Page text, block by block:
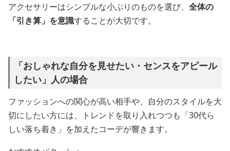
アクセサリーはシンプルな小ぶりのものを選び、 全体の
「引き算」を意識することが大切です。
「おしゃれな自分を見せたい・センスをアピール
したい」人の場合
ファッションへの関心が高い相手や、自分のスタイルを大
切にしたい方には、トレンドを取り入れつつも「30代ら
しい落ち着き」を加えたコーデが響きます。